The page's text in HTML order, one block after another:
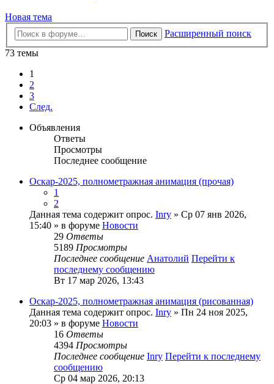
Новая тема
Поиск
Расширенный поиск
73 темы
1
2
3
След.
Объявления
Ответы
Просмотры
Последнее сообщение
Оскар-2025, полнометражная анимация (прочая)
1
2
Данная тема содержит опрос. Inry » Ср 07 янв 2026,
15:40 » в форуме Новости
29 Ответы
5189 Просмотры
Последнее сообщение Анатолий Перейти к
последнему сообщению
Вт 17 мар 2026, 13:43
Оскар-2025, полнометражная анимация (рисованная)
Данная тема содержит опрос. Inry » Пн 24 ноя 2025,
20:03 » в форуме Новости
16 Ответы
4394 Просмотры
Последнее сообщение Inry Перейти к последнему
сообщению
Ср 04 мар 2026, 20:13